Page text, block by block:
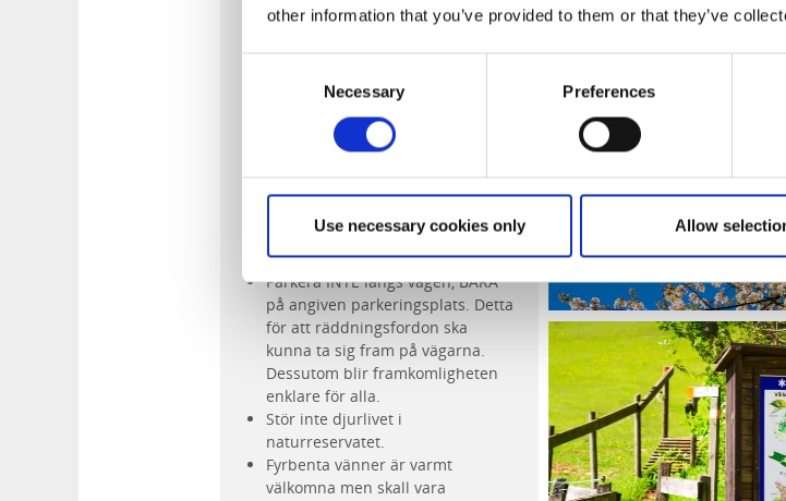
other information that you’ve provided to them or that they’ve
Necessary Preferences
Use necessary cookies only Allow
du tar med ut i det gröna ska
också med tillbaka.
Lycke-Lilla höjen är ett populärt
platsen på vardagar och/eller
dagen när det är som mest folk i
området.
Parkera INTE längs vägen, BARA
på angiven parkeringsplats. Detta
för att räddningsfordon ska
kunna ta sig fram på vägarna.
Dessutom blir framkomligheten
enklare för alla.
Stör inte djurlivet i
naturreservatet.
Fyrbenta vänner är varmt
välkomna men skall vara